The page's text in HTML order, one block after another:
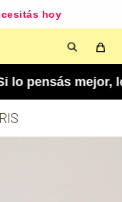
hoy
mejor, lo